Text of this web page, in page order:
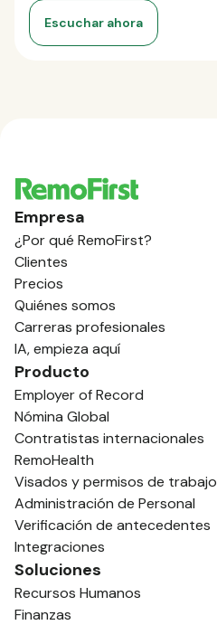
Escuchar ahora
Empresa
¿Por qué RemoFirst?
Clientes
Precios
Quiénes somos
Carreras profesionales
IA, empieza aquí
Producto
Employer of Record
Nómina Global
Contratistas internacionales
RemoHealth
Visados y permisos de trabajo
Administración de Personal
Verificación de antecedentes
Integraciones
Soluciones
Recursos Humanos
Finanzas